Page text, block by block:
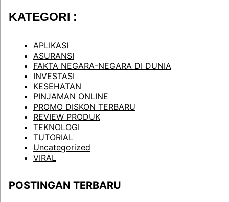
KATEGORI :
APLIKASI
ASURANSI
FAKTA NEGARA-NEGARA DI DUNIA
INVESTASI
KESEHATAN
PINJAMAN ONLINE
PROMO DISKON TERBARU
REVIEW PRODUK
TEKNOLOGI
TUTORIAL
Uncategorized
VIRAL
POSTINGAN TERBARU